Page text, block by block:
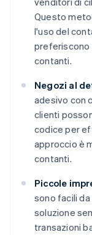
Questo
l'uso del
preferiscono
contanti.
Negozi al
adesivo con
clienti
codice per
approccio è
contanti.
Piccole
sono facili
soluzione
transazioni